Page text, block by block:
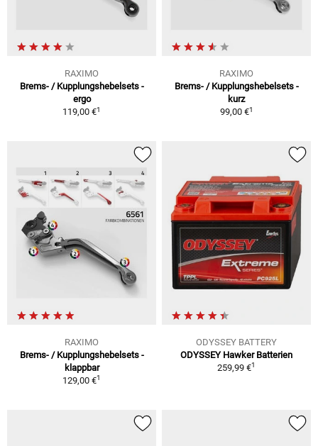
RAXIMO
Brems- / Kupplungshebelsets -
ergo
119,00 €1
RAXIMO
Brems- / Kupplungshebelsets -
kurz
99,00 €1
RAXIMO
Brems- / Kupplungshebelsets -
klappbar
129,00 €1
ODYSSEY BATTERY
ODYSSEY Hawker Batterien
259,99 €1